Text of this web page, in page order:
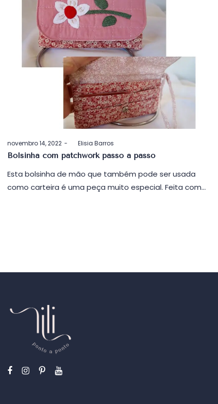
Postado
em
novembro 14, 2022 byElisia Barros
Bolsinha com patchwork passo a passo
Esta bolsinha de mão que também pode ser usada
como carteira é uma peça muito especial. Feita com…